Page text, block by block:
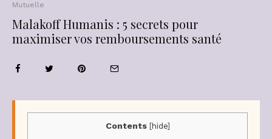
Mutuelle
Malakoff Humanis : 5 secrets pour
maximiser vos remboursements santé
Contents [hide]